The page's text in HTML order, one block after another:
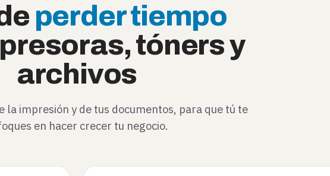
perder tiempo
tóners y
archivos
la impresión y de tus documentos, para que tú te
en hacer crecer tu negocio.